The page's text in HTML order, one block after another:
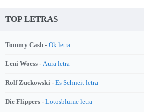
TOP LETRAS
Tommy Cash - Ok letra
Leni Woess - Aura letra
Rolf Zuckowski - Es Schneit letra
Die Flippers - Lotosblume letra